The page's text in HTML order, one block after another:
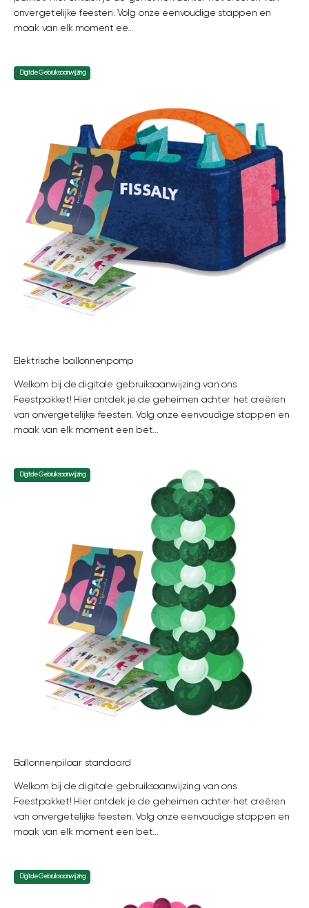
onvergetelijke feesten. Volg onze eenvoudige stappen en
maak van elk moment ee...
Digitale Gebruiksaanwijzing
Elektrische ballonnenpomp
Welkom bij de digitale gebruiksaanwijzing van ons
Feestpakket! Hier ontdek je de geheimen achter het creëren
van onvergetelijke feesten. Volg onze eenvoudige stappen en
maak van elk moment een bet...
Digitale Gebruiksaanwijzing
Ballonnenpilaar standaard
Welkom bij de digitale gebruiksaanwijzing van ons
Feestpakket! Hier ontdek je de geheimen achter het creëren
van onvergetelijke feesten. Volg onze eenvoudige stappen en
maak van elk moment een bet...
Digitale Gebruiksaanwijzing